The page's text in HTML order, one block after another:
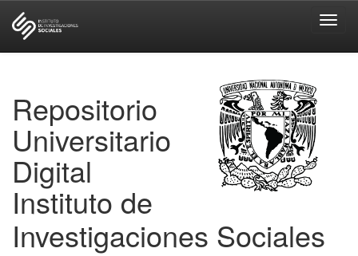
Repositorio
Universitario
Digital
Instituto de
Investigaciones Sociales